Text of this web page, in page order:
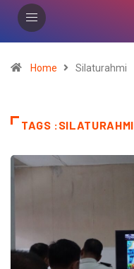
Home Silaturahmi
TAGS :SILATURAHMI